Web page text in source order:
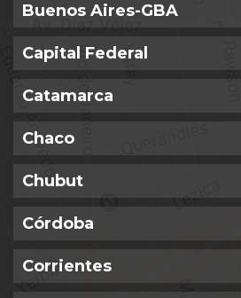
Buenos Aires-GBA
Capital Federal
Catamarca
Chaco
Chubut
Córdoba
Corrientes